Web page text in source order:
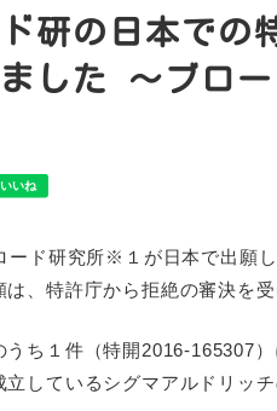
研の日本での
した ～ブロ
ード研究所※１が日本で出願
、特許庁から拒絶の審決を
うち１件（特開2016-165307
立しているシグマアルドリッ